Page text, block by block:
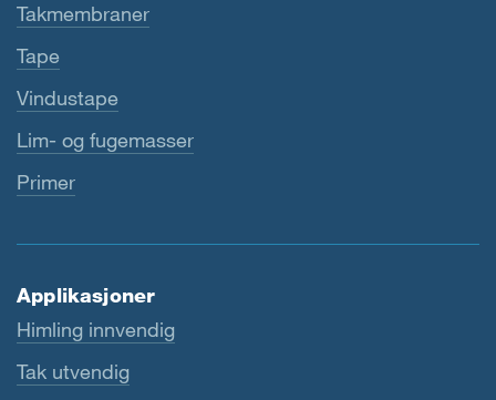
Takmembraner
Tape
Vindustape
Lim- og fugemasser
Primer
Applikasjoner
Himling innvendig
Tak utvendig